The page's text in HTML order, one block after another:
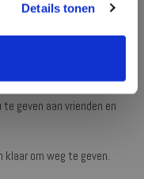
Details tonen
geven aan vrienden en
om weg te geven.